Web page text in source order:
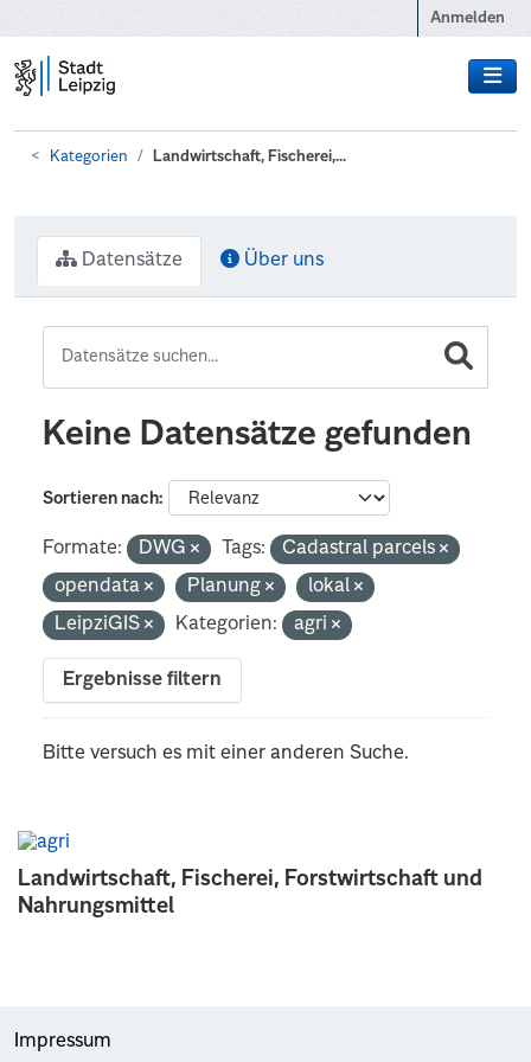
Anmelden
Kategorien Landwirtschaft, Fischerei,...
Landwirtschaft, Fischerei, Forstwirtschaft und
Nahrungsmittel
Datensätze Über uns
Keine Datensätze gefunden
Sortieren nach
Formate: DWG Tags:
Cadastral parcels
opendata
Planung
lokal
LeipziGIS
Kategorien: agri
Ergebnisse filtern
Bitte versuch es mit einer anderen Suche.
Impressum